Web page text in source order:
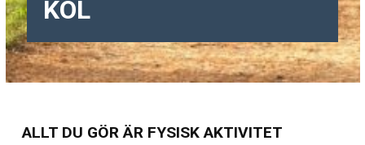
KOL
ALLT DU GÖR ÄR FYSISK AKTIVITET